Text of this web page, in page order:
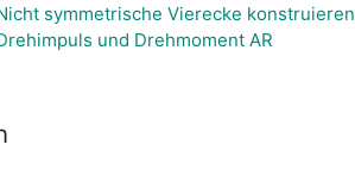
symmetrische Vierecke konstruieren
und Drehmoment AR